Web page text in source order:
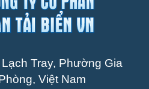
Tray, Phường Gia
Việt Nam